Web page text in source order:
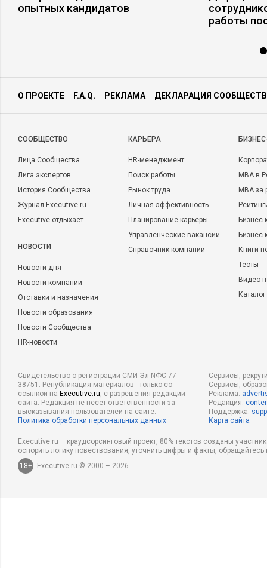
опытных кандидатов
работы
О ПРОЕКТЕ F.A.Q. РЕКЛАМА ДЕКЛАРАЦИЯ
CООБЩЕСТВО
Лица Сообщества
Лига экспертов
История Сообщества
Журнал Executive.ru
Executive отдыхает
НОВОСТИ
Новости дня
Новости компаний
Отставки и назначения
Новости образования
Новости Сообщества
HR-новости
КАРЬЕРА
HR-менеджмент
Поиск работы
Рынок труда
Личная эффективность
Планирование карьеры
Управленческие вакансии
Справочник компаний
MBA в
MBA
Бизнес-
Книги
Тесты
Видео
Свидетельство о регистрации СМИ Эл NФС 77-
38751. Републикация материалов - только со
ссылкой на Executive.ru, с разрешения редакции
сайта. Редакция не несет ответственности за
высказывания пользователей на сайте.
Политика обработки персональных данных
Сервисы,
Сервисы,
Реклама:
Редакция:
Поддержка:
Карта сайта
Executive.ru – краудсорсинговый проект, 80% текстов созданы
оспорить логику повествования, уточнить цифры и факты,
18+
Executive.ru © 2000 – 2026.